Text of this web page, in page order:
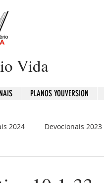
Vida
PLANOS YOUVERSION
2024 Devocionais 2023